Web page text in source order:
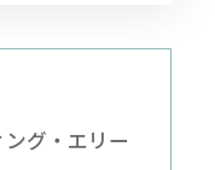
グ・エリー